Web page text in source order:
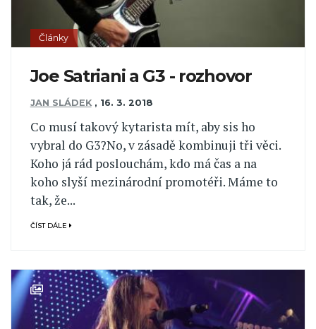
Články
Joe Satriani a G3 - rozhovor
JAN SLÁDEK , 16. 3. 2018
Co musí takový kytarista mít, aby sis ho
vybral do G3?No, v zásadě kombinuji tři věci.
Koho já rád poslouchám, kdo má čas a na
koho slyší mezinárodní promotéři. Máme to
tak, že...
ČÍST DÁLE